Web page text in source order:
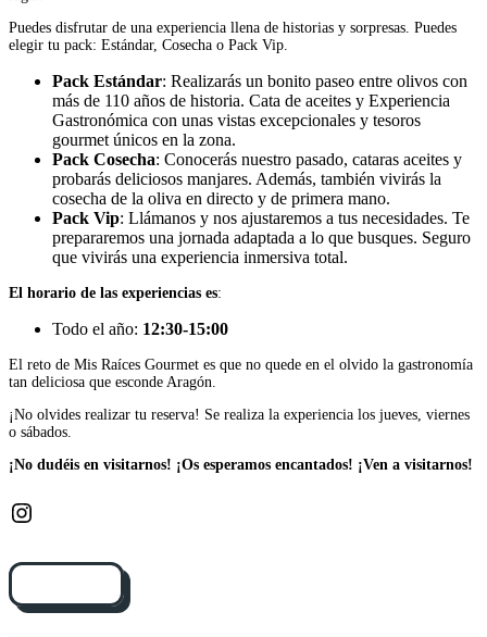
Puedes disfrutar de una experiencia llena de historias y sorpresas. Puedes
elegir tu pack: Estándar, Cosecha o Pack Vip.
Pack Estándar: Realizarás un bonito paseo entre olivos con
más de 110 años de historia. Cata de aceites y Experiencia
Gastronómica con unas vistas excepcionales y tesoros
gourmet únicos en la zona.
Pack Cosecha: Conocerás nuestro pasado, cataras aceites y
probarás deliciosos manjares. Además, también vivirás la
cosecha de la oliva en directo y de primera mano.
Pack Vip: Llámanos y nos ajustaremos a tus necesidades. Te
prepararemos una jornada adaptada a lo que busques. Seguro
que vivirás una experiencia inmersiva total.
El horario de las experiencias es:
Todo el año: 12:30-15:00
El reto de Mis Raíces Gourmet es que no quede en el olvido la gastronomía
tan deliciosa que esconde Aragón.
¡No olvides realizar tu reserva! Se realiza la experiencia los jueves, viernes
o sábados.
¡No dudéis en visitarnos! ¡Os esperamos encantados! ¡Ven a visitarnos!
Instagram